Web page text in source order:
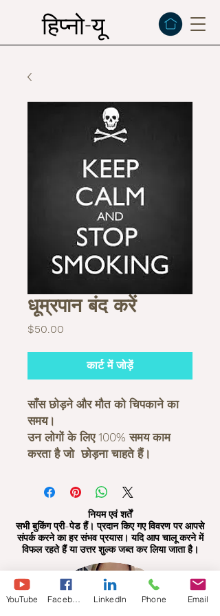
हिप्नो-यू
धूम्रपान बंद करें
$50.00
कार्ट में जोड़ें
साँस छोड़ने और मौत को चिपकाने का
समय।
उन लोगों के लिए 100% समय काम
करता है जो छोड़ना चाहते हैं।
नियम एवं शर्तें
सभी बुकिंग प्री-पेड हैं। प्रदान किए गए विवरण पर आपसे
संपर्क करने का हर संभव प्रयास। यदि आप चालू करने में
विफल रहते हैं या उत्तर शुल्क जब्त कर लिया जाता है।
YouTube LinkedIn Phone Email